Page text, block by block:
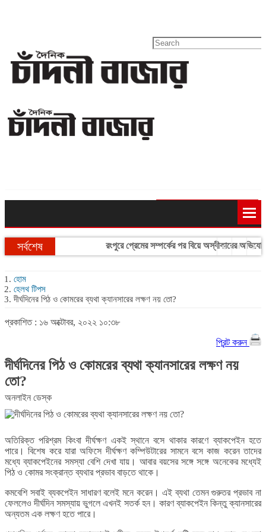
বগুড়া, রবিবার, ৯ আগস্ট, ২০২৬
সর্বশেষ রংপুরে প্রেমের সম্পর্কের পর বিয়ে অস্বীকারের
হোম
হেলথ টিপস
দীর্ঘদিনের পিঠ ও কোমরের ব্যথা ক্যানসারের লক্ষণ নয় তো?
প্রকাশিত : ১৬ অক্টোবর, ২০২২ ১০:৩৮
প্রিন্ট করুন
দীর্ঘদিনের পিঠ ও কোমরের ব্যথা ক্যানসারের লক্ষণ নয়
তো?
অনলাইন ডেস্ক
অতিরিক্ত পরিশ্রম কিংবা দীর্ঘক্ষণ একই স্থানে বসে থাকার কারণে ব্যাকপেইন হতে
পারে। বিশেষ করে যারা অফিসে দীর্ঘক্ষণ কম্পিউটারের সামনে বসে কাজ করেন তাদের
মধ্যে ব্যাকপেইনের সমস্যা বেশি দেখা যায়। আবার বয়সের সঙ্গে সঙ্গে অনেকের মধ্যেই
পিঠ ও কোমর সংক্রান্ত ব্যথার প্রভাব বাড়তে থাকে।
কমবেশি সবাই ব্যকপেইন সাধারণ বলেই মনে করেন। এই ব্যথা তেমন গুরুতর প্রভাব না
ফেললেও দীর্ঘদিন সমস্যায় ভুগলে এখনই সতর্ক হন। কারণ ব্যাকপেইন কিন্তু ক্যানসারের
অন্যতম এক লক্ষণ হতে পারে।